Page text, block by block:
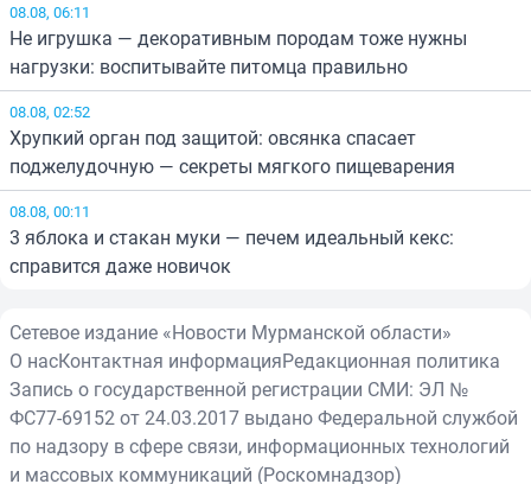
08.08, 06:11
Не игрушка — декоративным породам тоже нужны
нагрузки: воспитывайте питомца правильно
08.08, 02:52
Хрупкий орган под защитой: овсянка спасает
поджелудочную — секреты мягкого пищеварения
08.08, 00:11
3 яблока и стакан муки — печем идеальный кекс:
справится даже новичок
Сетевое издание «Новости Мурманской области»
О насКонтактная информацияРедакционная политика
Запись о государственной регистрации СМИ: ЭЛ №
ФС77-69152 от 24.03.2017 выдано Федеральной службой
по надзору в сфере связи, информационных технологий
и массовых коммуникаций (Роскомнадзор)